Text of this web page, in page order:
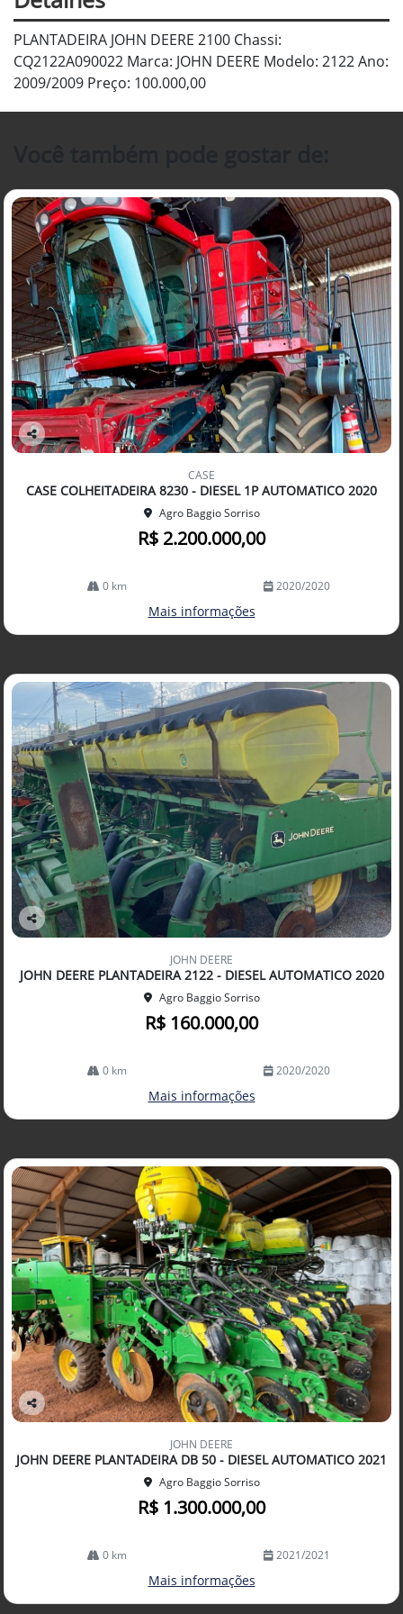
PLANTADEIRA JOHN DEERE 2100 Chassi:
CQ2122A090022 Marca: JOHN DEERE Modelo: 2122 Ano:
2009/2009 Preço: 100.000,00
Co
arti
lhe
CASE
CASE COLHEITADEIRA 8230 - DIESEL 1P AUTOMATICO 2020
Agro Baggio Sorriso
R$ 2.200.000,00
0 km 2020/2020
Mais informações
Co
arti
lhe
JOHN DEERE
JOHN DEERE PLANTADEIRA 2122 - DIESEL AUTOMATICO 2020
Agro Baggio Sorriso
R$ 160.000,00
0 km 2020/2020
Mais informações
Co
arti
lhe
JOHN DEERE
JOHN DEERE PLANTADEIRA DB 50 - DIESEL AUTOMATICO 2021
Agro Baggio Sorriso
R$ 1.300.000,00
0 km 2021/2021
Mais informações